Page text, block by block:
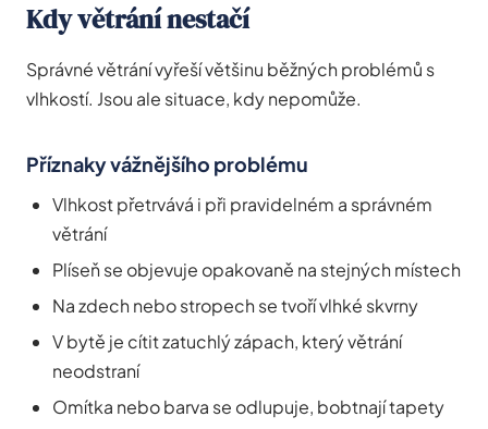
Kdy větrání nestačí
Správné větrání vyřeší většinu běžných problémů s
vlhkostí. Jsou ale situace, kdy nepomůže.
Příznaky vážnějšího problému
Vlhkost přetrvává i při pravidelném a správném
větrání
Plíseň se objevuje opakovaně na stejných místech
Na zdech nebo stropech se tvoří vlhké skvrny
V bytě je cítit zatuchlý zápach, který větrání
neodstraní
Omítka nebo barva se odlupuje, bobtnají tapety